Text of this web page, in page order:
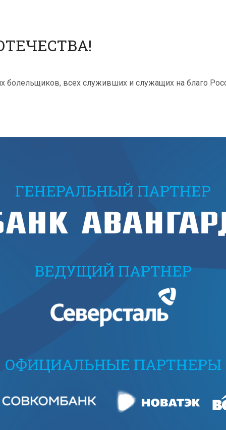
болельщиков, всех служивших и служащих на благо
ГЕНЕРАЛЬНЫЙ ПАРТНЕР
ВЕДУЩИЙ ПАРТНЕР
ОФИЦИАЛЬНЫЕ ПАРТНЕРЫ